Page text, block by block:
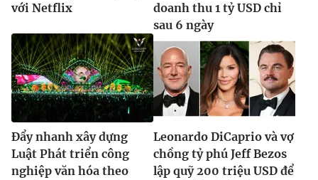
với Netflix
doanh thu 1 tỷ USD chỉ
sau 6 ngày
Đẩy nhanh xây dựng
Luật Phát triển công
nghiệp văn hóa theo
Leonardo DiCaprio và vợ
chồng tỷ phú Jeff Bezos
lập quỹ 200 triệu USD để